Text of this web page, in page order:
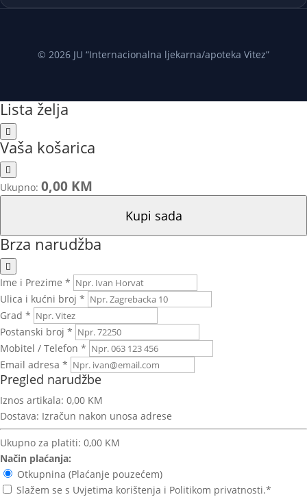
© 2026 JU “Internacionalna ljekarna/apoteka Vitez”
Lista želja
Vaša košarica
Ukupno: 0,00 KM
Kupi sada
Brza narudžba
Ime i Prezime *
Ulica i kućni broj *
Grad *
Postanski broj *
Mobitel / Telefon *
Email adresa *
Pregled narudžbe
Iznos artikala: 0,00 KM
Dostava: Izračun nakon unosa adrese
Ukupno za platiti: 0,00 KM
Način plaćanja:
Otkupnina (Plaćanje pouzećem)
Slažem se s Uvjetima korištenja i Politikom privatnosti.*